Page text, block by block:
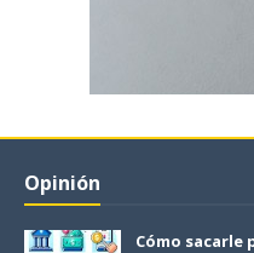
Opinión
Cómo